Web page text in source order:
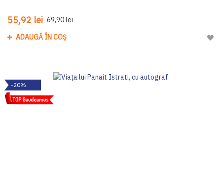
55,92 lei 69,90 lei
ADAUGĂ ÎN COȘ
-20%